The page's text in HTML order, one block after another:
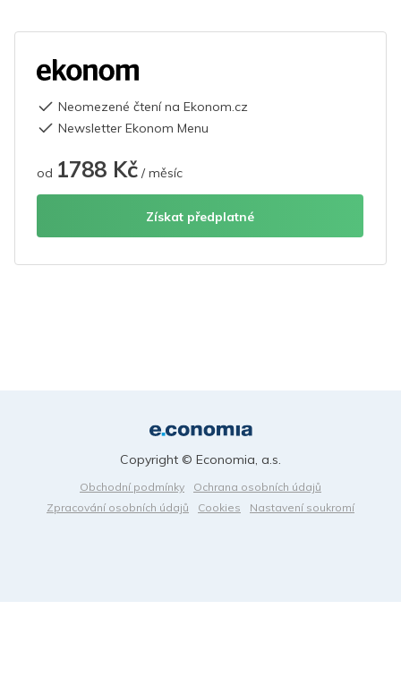
Neomezené čtení na Ekonom.cz
Newsletter Ekonom Menu
od 1788 Kč / měsíc
Získat předplatné
Obchodní podmínky
Ochrana osobních údajů
Zpracování osobních údajů
Cookies Nastavení soukromí
Copyright © Economia, a.s.